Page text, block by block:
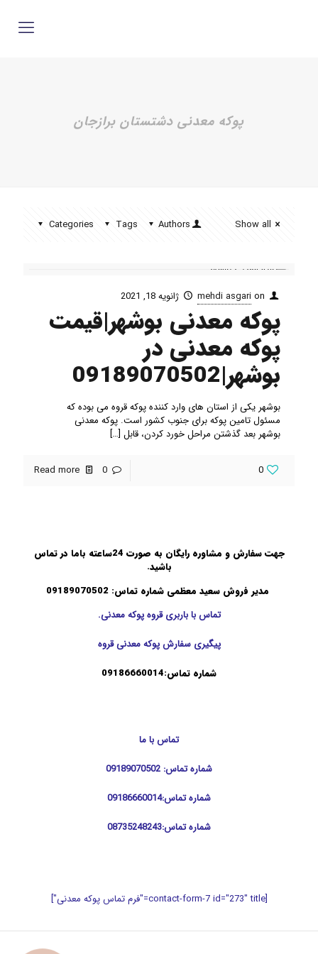
پوکه معدنی دشتستان برازجان
Categories Tags Authors Show all
mehdi asgarion ژانویه 18, 2021
پوکه معدنی بوشهر|قیمت
پوکه معدنی در
بوشهر|09189070502
بوشهر یکی از استان های وارد کننده پوکه قروه می بوده که
مسئول تامین پوکه برای جنوب کشور است. پوکه معدنی
بوشهر بعد گذشتن مراحل خورد کردن، قابل […]
0
0
Read more
جهت سفارش و مشاوره رایگان به صورت 24ساعته باما در تماس
باشید.
مدیر فروش سعید معظمی شماره تماس: 09189070502
تماس با باربری قروه پوکه معدنی.
پیگیری سفارش پوکه معدنی قروه
شماره تماس:09186660014
تماس با ما
شماره تماس: 09189070502
شماره تماس:09186660014
شماره تماس:08735248243
[contact-form-7 id="273" title="فرم تماس پوکه معدنی"]